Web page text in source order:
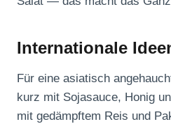
Internationale
Für eine asiatisch
kurz mit Sojasauce, Honig
mit gedämpftem Reis und